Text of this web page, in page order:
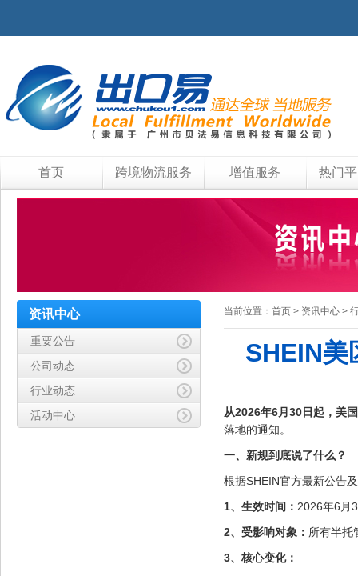
首页 跨境物流服务 增值服务 热门
资讯中心
重要公告
公司动态
行业动态
活动中心
当前位置： 首页 > 资讯中心 >
SHEIN美
从2026年6月30日起，美
落地的通知。
一、新规到底说了什么？
根据SHEIN官方最新公告
1、生效时间： 2026年6月
2、受影响对象： 所有半托
3、核心变化：